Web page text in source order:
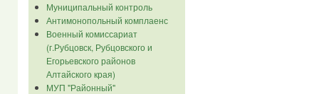
Муниципальный контроль
Антимонопольный комплаенс
Военный комиссариат
(г.Рубцовск, Рубцовского и
Егорьевского районов
Алтайского края)
МУП "Районный"